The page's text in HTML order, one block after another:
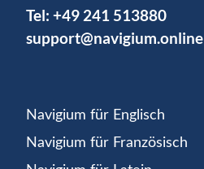
Tel: +49 241 513880
support@navigium.online
Navigium für Englisch
Navigium für Französisch